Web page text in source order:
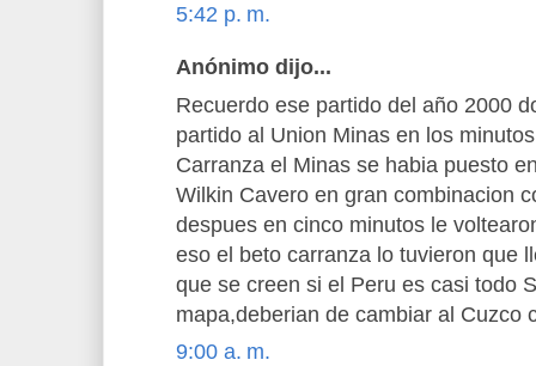
5:42 p. m.
Anónimo dijo...
Recuerdo ese partido del año 2000
partido al Union Minas en los
Carranza el Minas se habia puesto
Wilkin Cavero en gran combinacion
despues en cinco minutos le
eso el beto carranza lo tuvieron que
que se creen si el Peru es casi todo
mapa,deberian de cambiar al Cuzco
9:00 a. m.